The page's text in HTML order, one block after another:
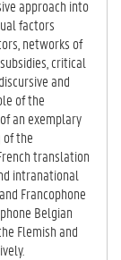
approach into
factors
networks of
critical
and
of the
an exemplary
the
translation
intranational
Francophone
Belgian
Flemish and